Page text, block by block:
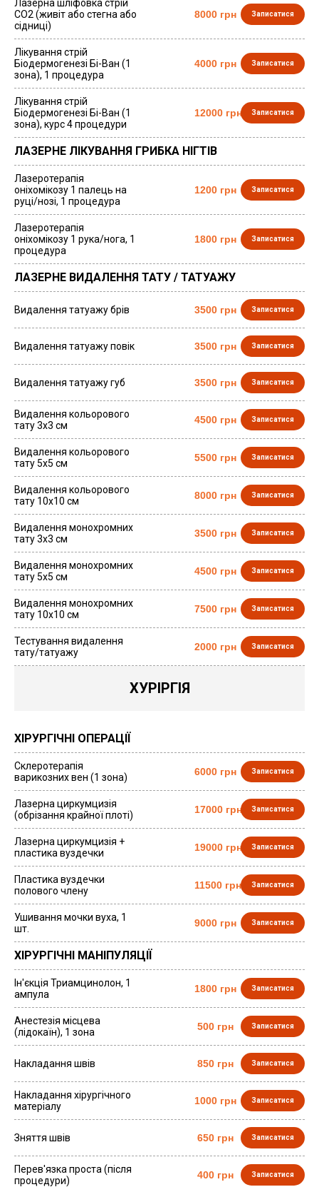
Лазерна шліфовка стрій
СО2 (живіт або стегна або
сідниці)
8000 грн Записатися
Лікування стрій
Біодермогенезі Бі-Ван (1
зона), 1 процедура
4000 грн Записатися
Лікування стрій
Біодермогенезі Бі-Ван (1
зона), курс 4 процедури
12000 грн Записатися
ЛАЗЕРНЕ ЛІКУВАННЯ ГРИБКА НІГТІВ
Лазеротерапія
оніхомікозу 1 палець на
руці/нозі, 1 процедура
1200 грн Записатися
Лазеротерапія
оніхомікозу 1 рука/нога, 1
процедура
1800 грн Записатися
ЛАЗЕРНЕ ВИДАЛЕННЯ ТАТУ / ТАТУАЖУ
Видалення татуажу брів 3500 грн Записатися
Видалення татуажу повік 3500 грн Записатися
Видалення татуажу губ 3500 грн Записатися
Видалення кольорового
тату 3х3 см
4500 грн Записатися
Видалення кольорового
тату 5х5 см
5500 грн Записатися
Видалення кольорового
тату 10х10 см
8000 грн Записатися
Видалення монохромних
тату 3х3 см
3500 грн Записатися
Видалення монохромних
тату 5х5 см
4500 грн Записатися
Видалення монохромних
тату 10х10 см
7500 грн Записатися
Тестування видалення
тату/татуажу
2000 грн Записатися
ХУРІРГІЯ
ХІРУРГІЧНІ ОПЕРАЦІЇ
Склеротерапія
варикозних вен (1 зона)
6000 грн Записатися
Лазерна циркумцизія
(обрізання крайної плоті)
17000 грн Записатися
Лазерна циркумцизія +
пластика вуздечки
19000 грн Записатися
Пластика вуздечки
полового члену
11500 грн Записатися
Ушивання мочки вуха, 1
шт.
9000 грн Записатися
ХІРУРГІЧНІ МАНІПУЛЯЦІЇ
Ін'єкція Триамцинолон, 1
ампула
1800 грн Записатися
Анестезія місцева
(лідокаїн), 1 зона
500 грн Записатися
Накладання швів 850 грн Записатися
Накладання хірургічного
матеріалу
1000 грн Записатися
Зняття швів 650 грн Записатися
Перев'язка проста (після
процедури)
400 грн Записатися